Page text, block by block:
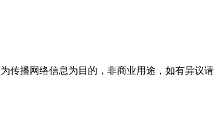
传播网络信息为目的，非商业用途，如有异议请